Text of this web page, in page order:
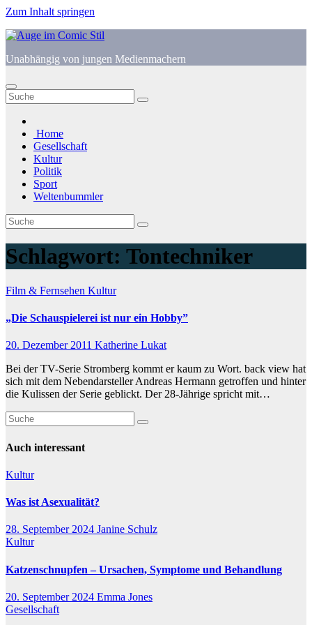
Zum Inhalt springen
Unabhängig von jungen Medienmachern
Home
Gesellschaft
Kultur
Politik
Sport
Weltenbummler
Schlagwort: Tontechniker
Film & Fernsehen Kultur
„Die Schauspielerei ist nur ein Hobby”
20. Dezember 2011 Katherine Lukat
Bei der TV-Serie Stromberg kommt er kaum zu Wort. back view hat
sich mit dem Nebendarsteller Andreas Hermann getroffen und hinter
die Kulissen der Serie geblickt. Der 28-Jährige spricht mit…
Auch interessant
Kultur
Was ist Asexualität?
28. September 2024 Janine Schulz
Kultur
Katzenschnupfen – Ursachen, Symptome und Behandlung
20. September 2024 Emma Jones
Gesellschaft